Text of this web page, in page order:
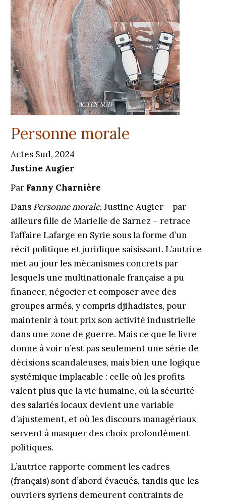
Personne morale
Actes Sud, 2024
Justine Augier
Par Fanny Charnière
Dans Personne morale, Justine Augier – par
ailleurs fille de Marielle de Sarnez – retrace
l’affaire Lafarge en Syrie sous la forme d’un
récit politique et juridique saisissant. L’autrice
met au jour les mécanismes concrets par
lesquels une multinationale française a pu
financer, négocier et composer avec des
groupes armés, y compris djihadistes, pour
maintenir à tout prix son activité industrielle
dans une zone de guerre. Mais ce que le livre
donne à voir n’est pas seulement une série de
décisions scandaleuses, mais bien une logique
systémique implacable : celle où les profits
valent plus que la vie humaine, où la sécurité
des salariés locaux devient une variable
d’ajustement, et où les discours managériaux
servent à masquer des choix profondément
politiques.
L’autrice rapporte comment les cadres
(français) sont d’abord évacués, tandis que les
ouvriers syriens demeurent contraints de